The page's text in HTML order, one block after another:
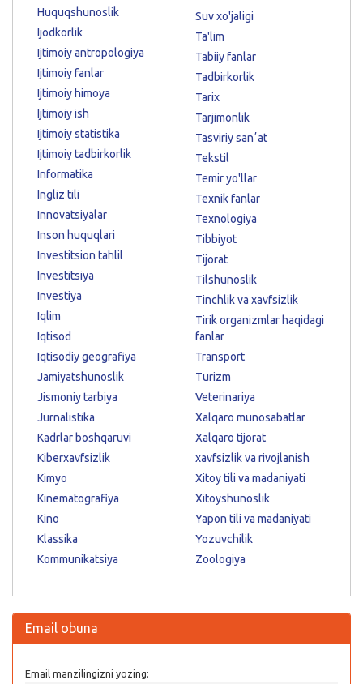
Huquqshunoslik
Ijodkorlik
Ijtimoiy antropologiya
Ijtimoiy fanlar
Ijtimoiy himoya
Ijtimoiy ish
Ijtimoiy statistika
Ijtimoiy tadbirkorlik
Informatika
Ingliz tili
Innovatsiyalar
Inson huquqlari
Investitsion tahlil
Investitsiya
Investiya
Iqlim
Iqtisod
Iqtisodiy geografiya
Jamiyatshunoslik
Jismoniy tarbiya
Jurnalistika
Kadrlar boshqaruvi
Kiberxavfsizlik
Kimyo
Kinematografiya
Kino
Klassika
Kommunikatsiya
Suv xo'jaligi
Ta'lim
Tabiiy fanlar
Tadbirkorlik
Tarix
Tarjimonlik
Tasviriy sanʼat
Tekstil
Temir yo'llar
Texnik fanlar
Texnologiya
Tibbiyot
Tijorat
Tilshunoslik
Tinchlik va xavfsizlik
Tirik organizmlar haqidagi
fanlar
Transport
Turizm
Veterinariya
Xalqaro munosabatlar
Xalqaro tijorat
xavfsizlik va rivojlanish
Xitoy tili va madaniyati
Xitoyshunoslik
Yapon tili va madaniyati
Yozuvchilik
Zoologiya
Email obuna
Email manzilingizni yozing: